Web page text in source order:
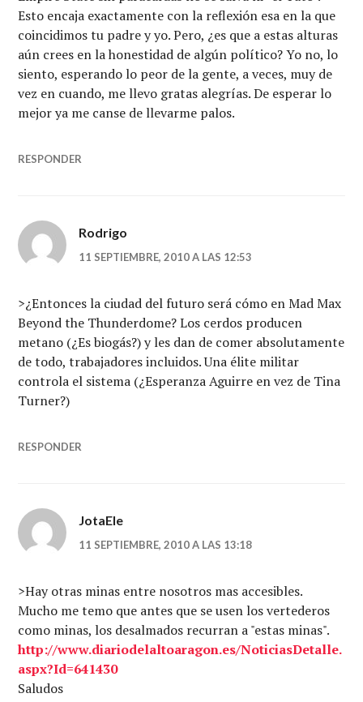
Esto encaja exactamente con la reflexión esa en la que
coincidimos tu padre y yo. Pero, ¿es que a estas alturas
aún crees en la honestidad de algún político? Yo no, lo
siento, esperando lo peor de la gente, a veces, muy de
vez en cuando, me llevo gratas alegrías. De esperar lo
mejor ya me canse de llevarme palos.
RESPONDER
Rodrigo
11 SEPTIEMBRE, 2010 A LAS 12:53
>¿Entonces la ciudad del futuro será cómo en Mad Max
Beyond the Thunderdome? Los cerdos producen
metano (¿Es biogás?) y les dan de comer absolutamente
de todo, trabajadores incluidos. Una élite militar
controla el sistema (¿Esperanza Aguirre en vez de Tina
Turner?)
RESPONDER
JotaEle
11 SEPTIEMBRE, 2010 A LAS 13:18
>Hay otras minas entre nosotros mas accesibles.
Mucho me temo que antes que se usen los vertederos
como minas, los desalmados recurran a "estas minas".
http://www.diariodelaltoaragon.es/NoticiasDetalle.
aspx?Id=641430
Saludos